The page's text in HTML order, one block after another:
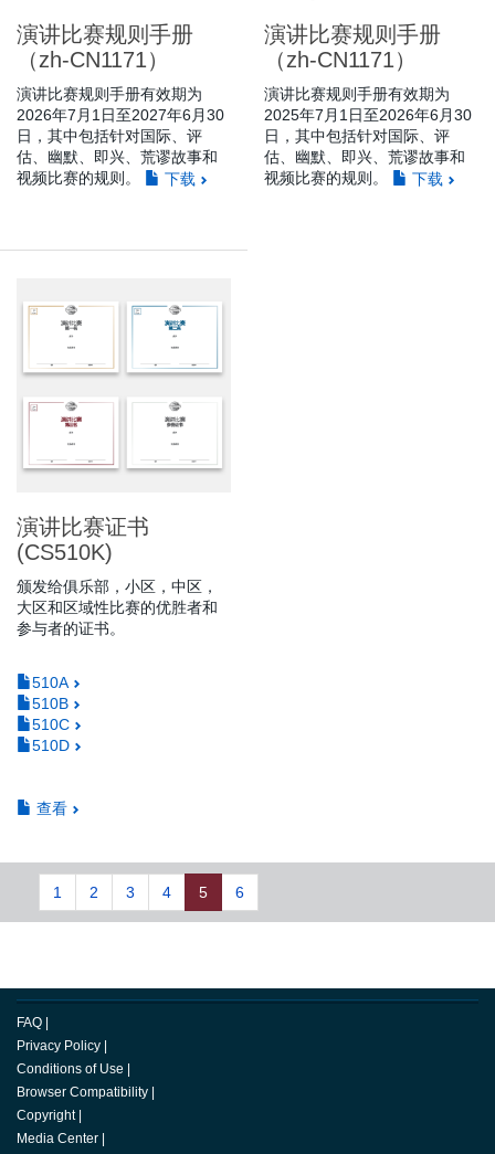
演讲比赛规则手册
（zh-CN1171）
演讲比赛规则手册有效期为
2026年7月1日至2027年6月30
日，其中包括针对国际、评
估、幽默、即兴、荒谬故事和
视频比赛的规则。
下载
演讲比赛规则手册
（zh-CN1171）
演讲比赛规则手册有效期为
2025年7月1日至2026年6月30
日，其中包括针对国际、评
估、幽默、即兴、荒谬故事和
视频比赛的规则。
下载
演讲比赛证书
(CS510K)
颁发给俱乐部，小区，中区，
大区和区域性比赛的优胜者和
参与者的证书。
510A
510B
510C
510D
查看
1 2 3 4 5 6
FAQ |
Privacy Policy |
Conditions of Use |
Browser Compatibility |
Copyright |
Media Center |